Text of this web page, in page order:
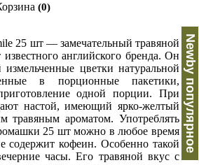
(0)
25 шт — замечательный травяной
английского бренда. Он
измельченные цветки натуральной
в порционные пакетики,
одной порции. При
настой, имеющий ярко-желтый
травяным ароматом. Употреблять
25 шт можно в любое время
содержит кофеин. Особенно такой
часы. Его травяной вкус с
Newby популярное